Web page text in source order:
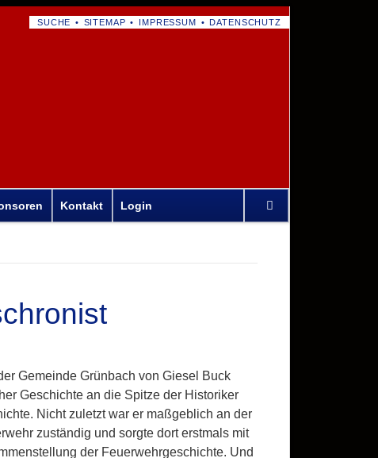
NAVIGATION
SUCHE SITEMAP IMPRESSUM DATENSCHUTZ
überspringen
Kontakt Login
Gemeinde Grünbach von Giesel Buck
Geschichte an die Spitze der Historiker
Nicht zuletzt war er maßgeblich an der
zuständig und sorgte dort erstmals mit
der Feuerwehrgeschichte. Und